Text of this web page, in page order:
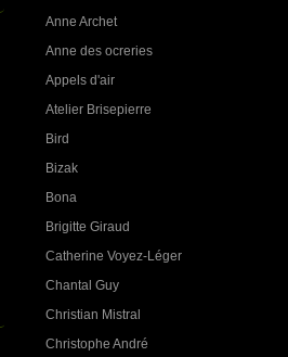
Anne Archet
Anne des ocreries
Appels d'air
Atelier Brisepierre
Bird
Bizak
Bona
Brigitte Giraud
Catherine Voyez-Léger
Chantal Guy
Christian Mistral
Christophe André